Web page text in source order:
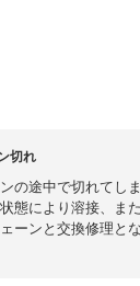
切れ
の途中で切れてし
態により溶接、ま
ーンと交換修理と